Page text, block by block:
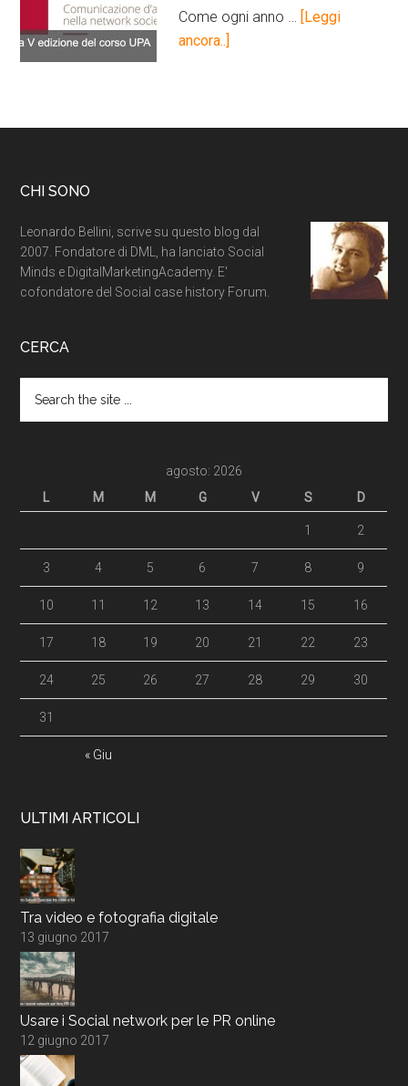
Come ogni anno …
[Leggi
ancora..]
CHI SONO
Leonardo Bellini, scrive su questo blog dal
2007. Fondatore di DML, ha lanciato Social
Minds e DigitalMarketingAcademy. E'
cofondatore del Social case history Forum.
CERCA
agosto: 2026
L
M M G V S D
« Giu
1 2
3 4 5 6 7 8 9
10 11 12 13 14 15 16
17 18 19 20 21 22 23
24 25 26 27 28 29 30
31
ULTIMI ARTICOLI
Tra video e fotografia digitale
13 giugno 2017
Usare i Social network per le PR online
12 giugno 2017